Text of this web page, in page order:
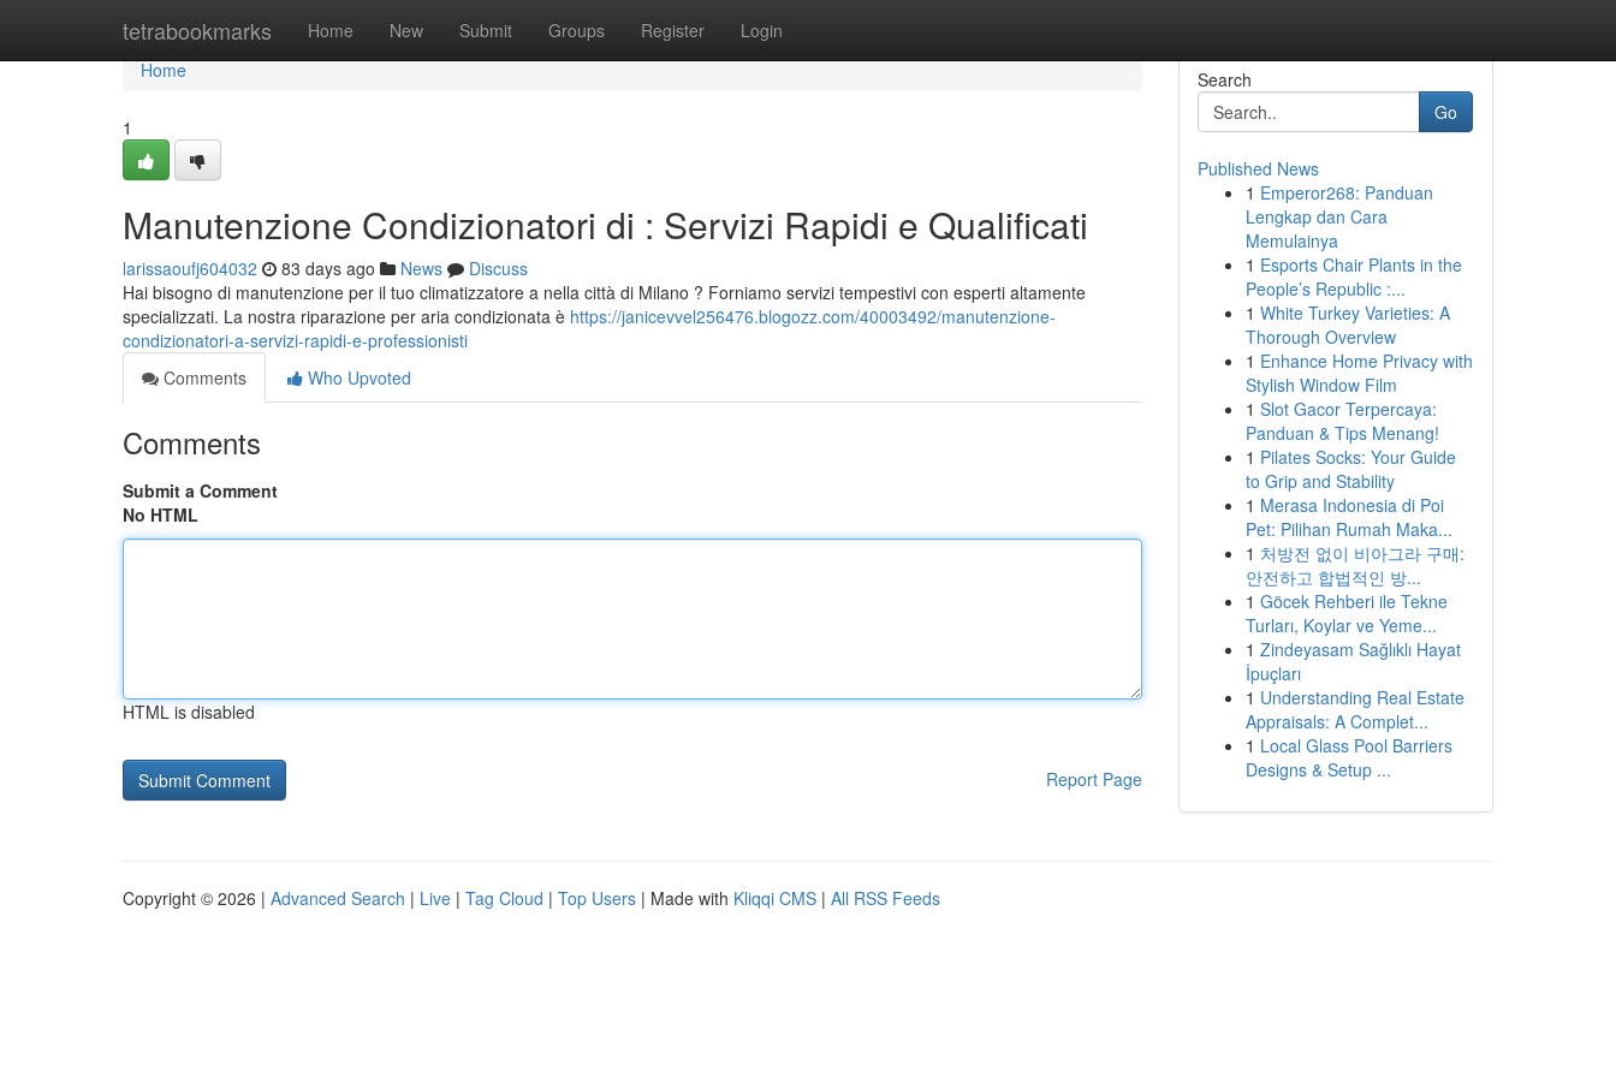
tetrabookmarks Home New Submit Groups Register Login
Home
Home
1
Manutenzione Condizionatori di : Servizi Rapidi e Qualificati
larissaoufj604032 83 days ago News
Discuss
Hai bisogno di manutenzione per il tuo climatizzatore a nella città di Milano ? Forniamo servizi tempestivi con esperti altamente
specializzati. La nostra riparazione per aria condizionata è https://janicevvel256476.blogozz.com/40003492/manutenzione-
condizionatori-a-servizi-rapidi-e-professionisti
Comments
Who Upvoted
Comments
Submit a Comment
No HTML
HTML is disabled
Report Page
Search
Go
Published News
1 Emperor268: Panduan
Lengkap dan Cara
Memulainya
1 Esports Chair Plants in the
People’s Republic :...
1 White Turkey Varieties: A
Thorough Overview
1 Enhance Home Privacy with
Stylish Window Film
1 Slot Gacor Terpercaya:
Panduan & Tips Menang!
1 Pilates Socks: Your Guide
to Grip and Stability
1 Merasa Indonesia di Poi
Pet: Pilihan Rumah Maka...
1 처방전 없이 비아그라 구매:
안전하고 합법적인 방...
1 Göcek Rehberi ile Tekne
Turları, Koylar ve Yeme...
1 Zindeyasam Sağlıklı Hayat
İpuçları
1 Understanding Real Estate
Appraisals: A Complet...
1 Local Glass Pool Barriers
Designs & Setup ...
Copyright © 2026 | Advanced Search | Live | Tag Cloud | Top Users | Made with Kliqqi CMS | All RSS Feeds